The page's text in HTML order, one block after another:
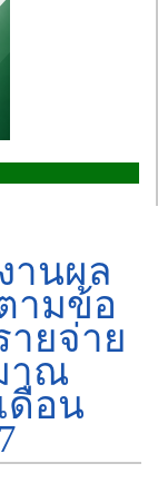
านผล
ามข้อ
ยจ่าย
าณ
ดือน